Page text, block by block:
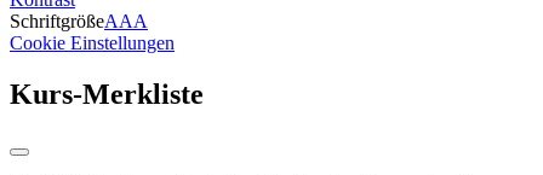
SchriftgrößeAAA
Cookie Einstellungen
Kurs-Merkliste